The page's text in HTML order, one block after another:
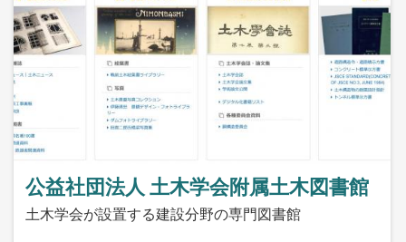
公益社団法人 土木学会附属土木図書館
土木学会が設置する建設分野の専門図書館